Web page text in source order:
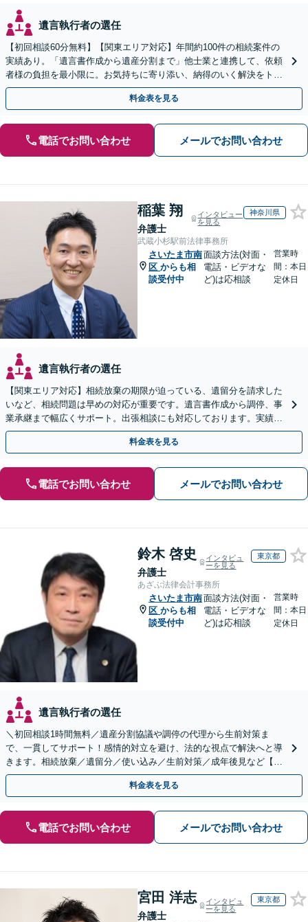
遺言執行者の選任
【初回相談60分無料】【関東エリア対応】年間約100件の相続案件の
実績あり。「遺言書作成から遺産分割まで」他士業と連携して、依頼
者様の負担を最小限に。お気持ちに寄り添い、納得のいく解決をトー
タル・サポート【当日・夜間（18時まで）の相談可】
料金表を見る
電話でお問い合わせ メールでお問い合わせ
稲葉 翔
弁護士
インタビュー
を見る
神奈川県
武蔵小杉駅前法律事務所
さいたま市南
区 からも相
談受付中
面談方法(対面・
電話・ビデオな
ど)は応相談
営業時
間：本日
定休日
遺言執行者の選任
【関東エリア対応】相続放棄の期限が迫っている、遺留分を請求した
いなど、相続問題は早めの対応が重要です。遺言書作成から調停、事
業承継まで幅広くサポート。出張相談にも対応しております。実績豊
富な当事務所へ今すぐご連絡ください【初回相談無料】
料金表を見る
電話でお問い合わせ メールでお問い合わせ
鈴木 啓史
弁護士
インタビュ
ーを見る
東京都
あざぶ法律会計事務所
さいたま市南
区 からも相
談受付中
面談方法(対面・
電話・ビデオな
ど)は応相談
営業時
間：本日
定休日
遺言執行者の選任
＼初回相談1時間無料／遺産分割協議や調停の代理から生前対策ま
で、一貫してサポート！感情的対立を避け、法的な視点で解決へと導
きます。相続放棄／遺留分／使い込み／生前対策／成年後見など【W
EB面談対応】
料金表を見る
電話でお問い合わせ メールでお問い合わせ
宮田 洋志
弁護士
インタビュ
ーを見る
東京都